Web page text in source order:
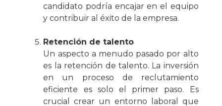
candidato podría encajar en el equipo
y contribuir al éxito de la empresa.
Retención de talento
Un aspecto a menudo pasado por alto
es la retención de talento. La inversión
en un proceso de reclutamiento
eficiente es solo el primer paso. Es
crucial crear un entorno laboral que